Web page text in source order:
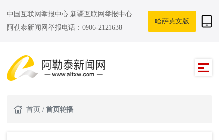
中国互联网举报中心 新疆互联网举报中心
阿勒泰新闻网举报电话：0906-2121638
哈萨克文版
首页 / 首页轮播